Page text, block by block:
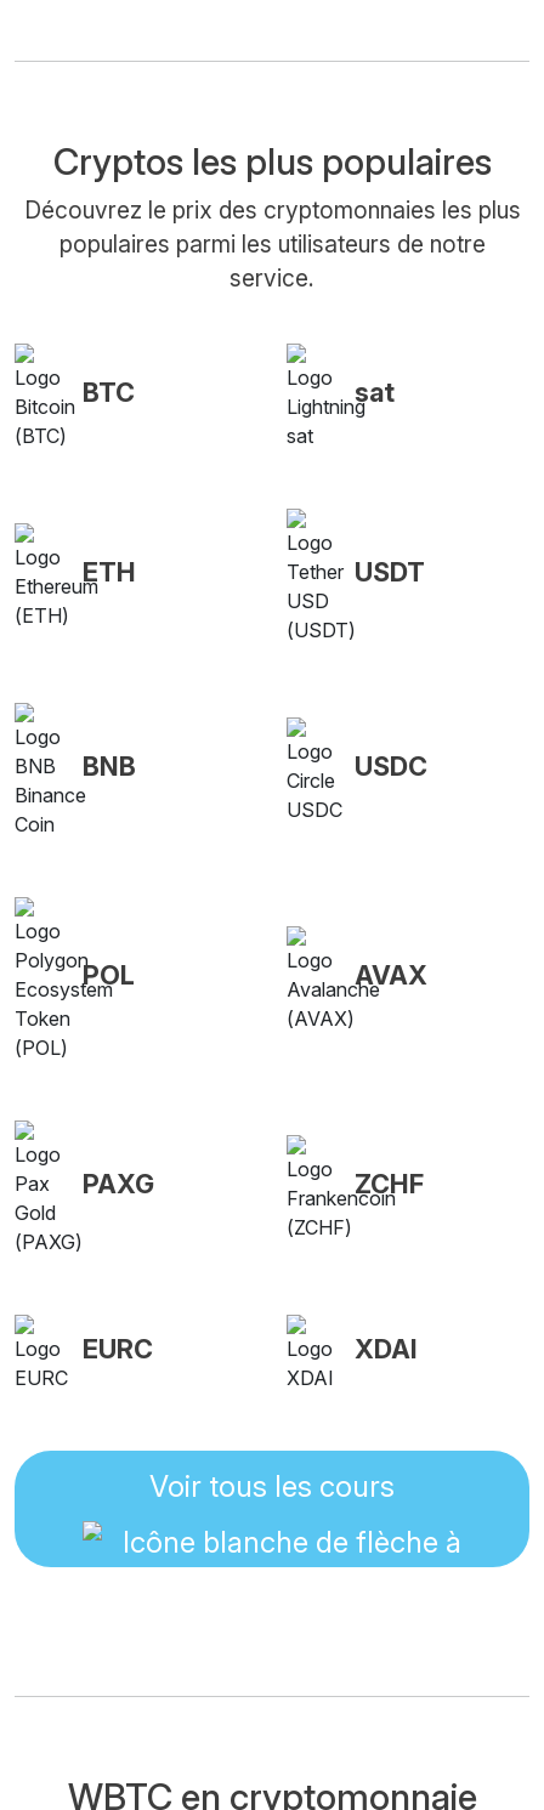
Cryptos les plus populaires
Découvrez le prix des cryptomonnaies les plus
populaires parmi les utilisateurs de notre
service.
BTC sat
ETH USDT
BNB USDC
POL AVAX
PAXG ZCHF
EURC XDAI
Voir tous les cours
WBTC en cryptomonnaie